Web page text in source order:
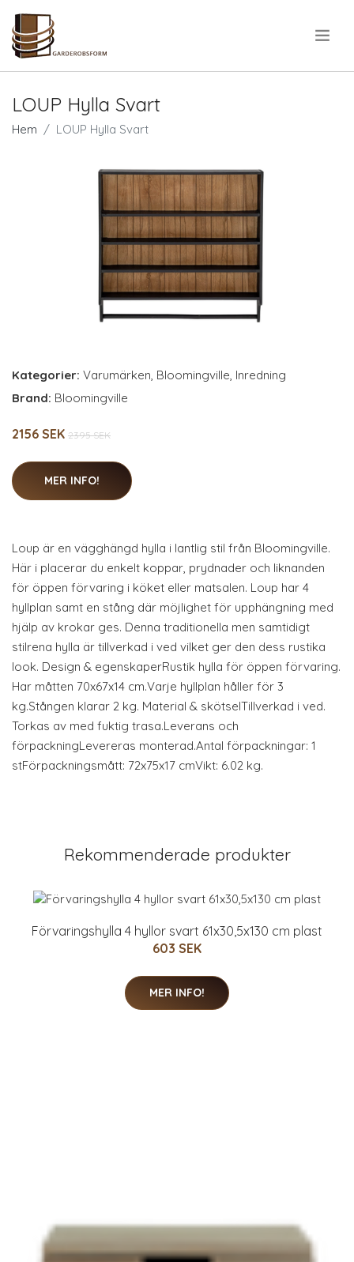
LOUP Hylla Svart
Hem LOUP Hylla Svart
Kategorier: Varumärken, Bloomingville, Inredning
Brand: Bloomingville
2156 SEK 2395 SEK
MER INFO!
Loup är en vägghängd hylla i lantlig stil från Bloomingville.
Här i placerar du enkelt koppar, prydnader och liknanden
för öppen förvaring i köket eller matsalen. Loup har 4
hyllplan samt en stång där möjlighet för upphängning med
hjälp av krokar ges. Denna traditionella men samtidigt
stilrena hylla är tillverkad i ved vilket ger den dess rustika
look. Design & egenskaperRustik hylla för öppen förvaring.
Har måtten 70x67x14 cm.Varje hyllplan håller för 3
kg.Stången klarar 2 kg. Material & skötselTillverkad i ved.
Torkas av med fuktig trasa.Leverans och
förpackningLevereras monterad.Antal förpackningar: 1
stFörpackningsmått: 72x75x17 cmVikt: 6.02 kg.
Rekommenderade produkter
Förvaringshylla 4 hyllor svart 61x30,5x130 cm plast
603 SEK
MER INFO!